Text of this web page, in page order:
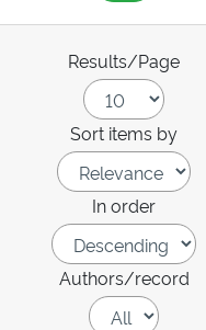
Results/Page
Sort items by
In order
Authors/record